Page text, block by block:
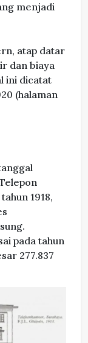
menjadi
atap datar
dan biaya
ini dicatat
(halaman
1918,
pada tahun
277.837